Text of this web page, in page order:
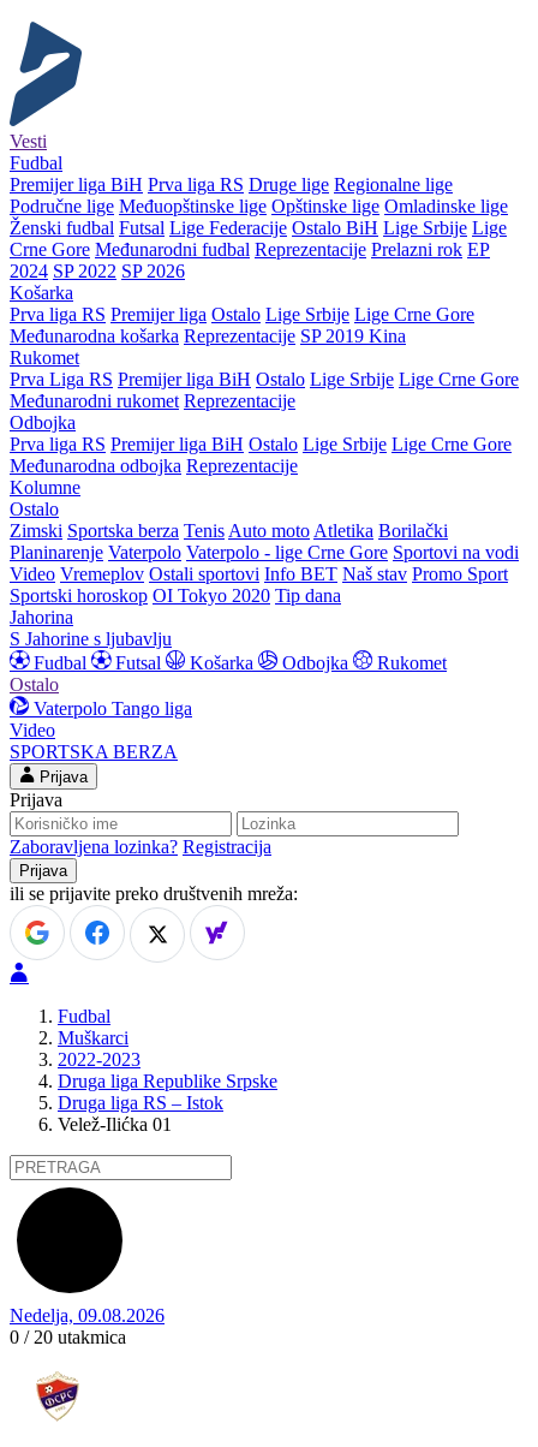
Vesti
Fudbal
Premijer liga BiH Prva liga RS Druge lige Regionalne lige
Područne lige Međuopštinske lige Opštinske lige Omladinske lige
Ženski fudbal Futsal Lige Federacije Ostalo BiH Lige Srbije Lige
Crne Gore Međunarodni fudbal Reprezentacije Prelazni rok EP
2024 SP 2022 SP 2026
Košarka
Prva liga RS Premijer liga Ostalo Lige Srbije Lige Crne Gore
Međunarodna košarka Reprezentacije SP 2019 Kina
Rukomet
Prva Liga RS Premijer liga BiH Ostalo Lige Srbije Lige Crne Gore
Međunarodni rukomet Reprezentacije
Odbojka
Prva liga RS Premijer liga BiH Ostalo Lige Srbije Lige Crne Gore
Međunarodna odbojka Reprezentacije
Kolumne
Ostalo
Zimski Sportska berza Tenis Auto moto Atletika Borilački
Planinarenje Vaterpolo Vaterpolo - lige Crne Gore Sportovi na vodi
Video Vremeplov Ostali sportovi Info BET Naš stav Promo Sport
Sportski horoskop OI Tokyo 2020 Tip dana
Jahorina
S Jahorine s ljubavlju
Fudbal
Futsal Košarka Odbojka
Rukomet
Ostalo
Vaterpolo Tango liga
Video
SPORTSKA BERZA
Prijava
Prijava
Zaboravljena lozinka? Registracija
ili se prijavite preko društvenih mreža:
Fudbal
Muškarci
2022-2023
Druga liga Republike Srpske
Druga liga RS – Istok
Velež-Ilićka 01
Nedelja, 09.08.2026
0 / 20 utakmica